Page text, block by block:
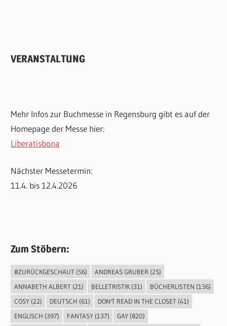
VERANSTALTUNG
Mehr Infos zur Buchmesse in Regensburg gibt es auf der
Homepage der Messe hier:
Liberatisbona
Nächster Messetermin:
11.4. bis 12.4.2026
Zum Stöbern:
#ZURÜCKGESCHAUT(56) ANDREAS GRUBER (25)
ANNABETH ALBERT(21) BELLETRISTIK(31) BÜCHERLISTEN (136)
COSY(22) DEUTSCH (61) DON'T READ IN THE CLOSET(41)
ENGLISCH (397) FANTASY(137) GAY(820)